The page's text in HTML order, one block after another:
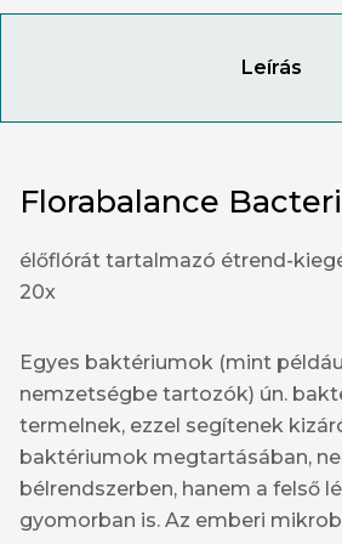
Leírás
Florabalance
élőflórát tartalmazó étrend-
20x
Egyes baktériumok (mint
nemzetségbe tartozók) ún.
termelnek, ezzel segítenek
baktériumok megtartásában,
bélrendszerben, hanem a felső
gyomorban is. Az emberi